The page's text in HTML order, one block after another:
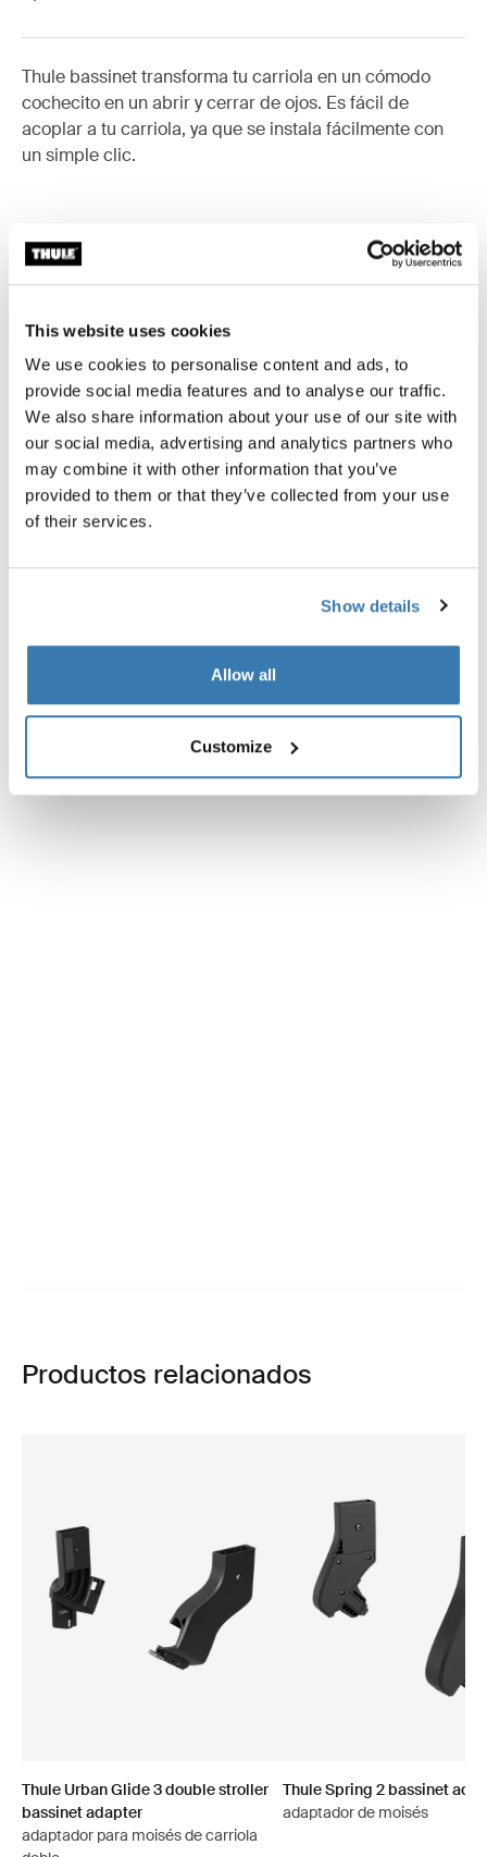
This website uses cookies
We use cookies to personalise content and ads, to
provide social media features and to analyse our traffic.
We also share information about your use of our site with
our social media, advertising and analytics partners who
may combine it with other information that you’ve
provided to them or that they’ve collected from your use
of their services.
Show details
Allow all
Customize
Thule bassinet transforma tu carriola en un cómodo
cochecito en un abrir y cerrar de ojos. Es fácil de
acoplar a tu carriola, ya que se instala fácilmente con
un simple clic.
Toggle overview
Descripción del producto
Toggle features
Todas las características
Toggle techspec
Especificaciones técnicas
Toggle guides and instructions
Instrucciones
Productos relacionados
Thule Urban Glide 3 double stroller
bassinet adapter
adaptador para moisés de carriola
Thule Spring 2 bassinet
adaptador de moisés